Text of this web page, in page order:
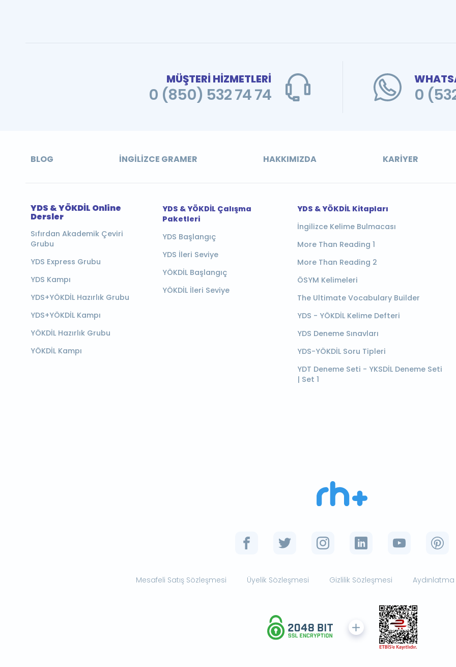
MÜŞTERİ HİZMETLERİ
0 (850) 532 74 74 0
BLOG İNGILIZCE GRAMER HAKKIMIZDA KARIYER
YDS & YÖKDİL Online
Dersler
Sıfırdan Akademik Çeviri
Grubu
YDS Express Grubu
YDS Kampı
YDS+YÖKDİL Hazırlık Grubu
YDS+YÖKDİL Kampı
YÖKDİL Hazırlık Grubu
YÖKDİL Kampı
YDS & YÖKDİL Çalışma
Paketleri
YDS Başlangıç
YDS İleri Seviye
YÖKDİL Başlangıç
YÖKDİL İleri Seviye
YDS & YÖKDİL Kitapları
İngilizce Kelime Bulmacası
More Than Reading 1
More Than Reading 2
ÖSYM Kelimeleri
The Ultimate Vocabulary Builder
YDS - YÖKDİL Kelime Defteri
YDS Deneme Sınavları
YDS-YÖKDİL Soru Tipleri
YDT Deneme Seti - YKSDİL Deneme Seti
| Set 1
Mesafeli Satış Sözleşmesi Üyelik Sözleşmesi Gizlilik Sözleşmesi